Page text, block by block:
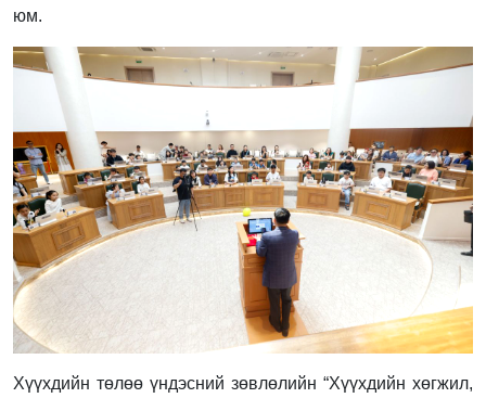
юм.
Хүүхдийн төлөө үндэсний зөвлөлийн “Хүүхдийн хөгжил,